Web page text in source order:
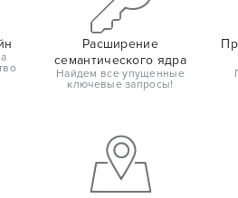
Расширение
семантического ядра
Найдем все упущенные
ключевые запросы!